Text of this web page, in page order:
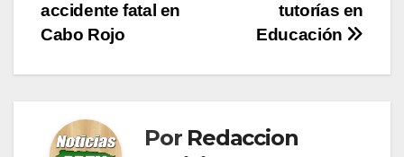
entradas
tutorías en
Educación
accidente fatal en
Cabo Rojo
Por Redaccion